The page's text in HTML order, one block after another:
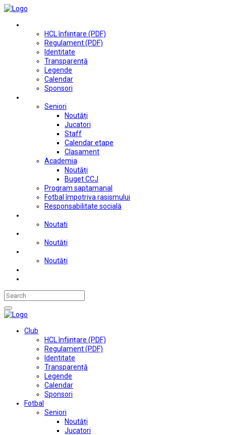
HCL înființare (PDF)
Regulament (PDF)
Identitate
Transparență
Legende
Calendar
Sponsori
Seniori
Noutăți
Jucatori
Staff
Calendar etape
Clasament
Academia
Noutăți
Buget CCJ
Program saptamanal
Fotbal împotriva rasismului
Responsabilitate socială
Noutati
Noutăți
Noutăți
Club
HCL înființare (PDF)
Regulament (PDF)
Identitate
Transparență
Legende
Calendar
Sponsori
Fotbal
Seniori
Noutăți
Jucatori